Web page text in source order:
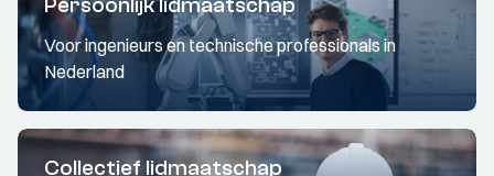
Voor ingenieurs en technische professionals in
Nederland
Collectief lidmaatschap